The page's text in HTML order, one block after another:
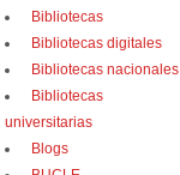
Bibliotecas
Bibliotecas digitales
Bibliotecas nacionales
Bibliotecas
universitarias
Blogs